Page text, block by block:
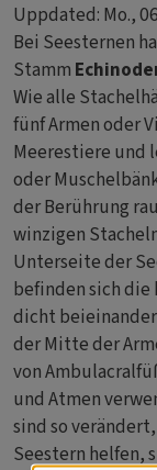
Uppdated: Mo.,
Bei Seesternen
Stamm
Wie alle
fünf Armen oder
Meerestiere und
oder
der Berührung
winzigen
Unterseite der
befinden sich die
dicht
der Mitte der
von
und Atmen
sind so
Seestern helfen,